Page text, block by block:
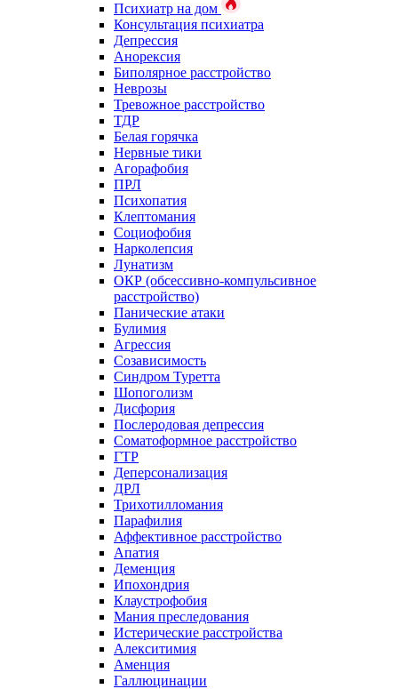
Психиатр на дом
Консультация психиатра
Депрессия
Анорексия
Биполярное расстройство
Неврозы
Тревожное расстройство
ТДР
Белая горячка
Нервные тики
Агорафобия
ПРЛ
Психопатия
Клептомания
Социофобия
Нарколепсия
Лунатизм
ОКР (обсессивно-компульсивное
расстройство)
Панические атаки
Булимия
Агрессия
Созависимость
Синдром Туретта
Шопоголизм
Дисфория
Послеродовая депрессия
Соматоформное расстройство
ГТР
Деперсонализация
ДРЛ
Трихотилломания
Парафилия
Аффективное расстройство
Апатия
Деменция
Ипохондрия
Клаустрофобия
Мания преследования
Истерические расстройства
Алекситимия
Аменция
Галлюцинации